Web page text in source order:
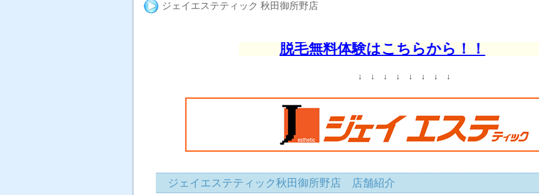
ジェイエステティック 秋田御所野店
ジェイエステティック※秋田御所
野店≪WEB予約・口コミはこち
らから≫
ジェイエステティック秋田御所野店の口コミや評判を掲載しています。
脱毛無料体験はこちらから！！
↓ ↓ ↓ ↓ ↓ ↓ ↓ ↓
ジェイエステティック秋田御所野店 店舗紹介